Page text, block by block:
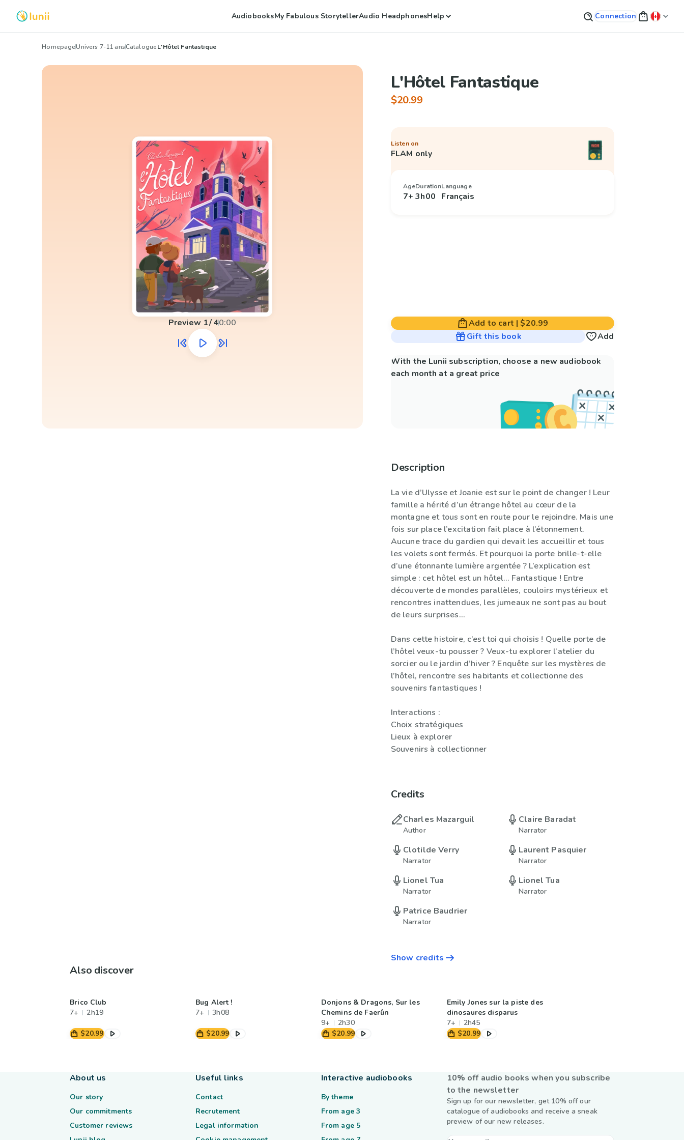
AudiobooksMy Fabulous StorytellerAudio HeadphonesHelp Connection
HomepageUnivers 7-11 ansCatalogueL'Hôtel Fantastique
Preview 1/40:00
L'Hôtel Fantastique
$20.99
Listen on
FLAM only
Age
7+
Duration
3h00
Language
Français
Add to cart |$20.99
Gift this book
Add
With the Lunii subscription, choose a new audiobook
each month at a great price
Description
La vie d’Ulysse et Joanie est sur le point de changer ! Leur
famille a hérité d’un étrange hôtel au cœur de la
montagne et tous sont en route pour le rejoindre. Mais une
fois sur place l’excitation fait place à l’étonnement.
Aucune trace du gardien qui devait les accueillir et tous
les volets sont fermés. Et pourquoi la porte brille-t-elle
d’une étonnante lumière argentée ? L’explication est
simple : cet hôtel est un hôtel… Fantastique ! Entre
découverte de mondes parallèles, couloirs mystérieux et
rencontres inattendues, les jumeaux ne sont pas au bout
de leurs surprises...
Dans cette histoire, c’est toi qui choisis ! Quelle porte de
l’hôtel veux-tu pousser ? Veux-tu explorer l’atelier du
sorcier ou le jardin d’hiver ? Enquête sur les mystères de
l’hôtel, rencontre ses habitants et collectionne des
souvenirs fantastiques !
Interactions :
Choix stratégiques
Lieux à explorer
Souvenirs à collectionner
Credits
Charles Mazarguil
Author
Claire Baradat
Narrator
Clotilde Verry
Narrator
Laurent Pasquier
Narrator
Lionel Tua
Narrator
Lionel Tua
Narrator
Patrice Baudrier
Narrator
Show credits
Also discover
Brico Club
7+
2h19
$20.99
Bug Alert !
7+
3h08
$20.99
Donjons & Dragons, Sur les
Chemins de Faerûn
9+
2h30
$20.99
Emily Jones sur la piste des
dinosaures disparus
7+
2h45
$20.99
10% off audio books when you subscribe
to the newsletter
Sign up for our newsletter, get 10% off our
catalogue of audiobooks and receive a sneak
preview of our new releases.
About us
Our story
Our commitments
Customer reviews
Useful links
Contact
Recrutement
Legal information
Interactive audiobooks
By theme
From age 3
From age 5